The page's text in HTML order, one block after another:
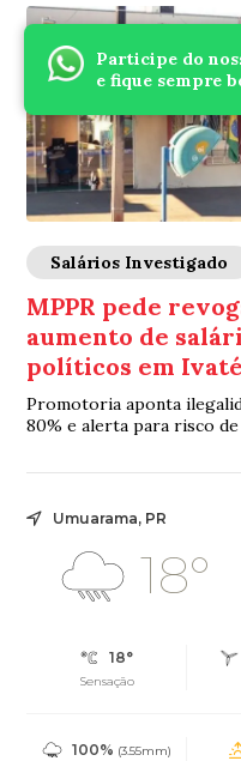
Participe do
e fique sempre
Salários Investigado
MPPR pede
aumento de
políticos em Ivaté
Promotoria aponta
80% e alerta para risco
Umuarama, PR
18°
18°
Sensação
100% (3.55mm)